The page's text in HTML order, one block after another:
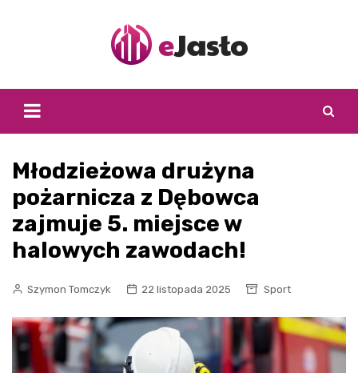
Młodzieżowa drużyna
pożarnicza z Dębowca
zajmuje 5. miejsce w
halowych zawodach!
Szymon Tomczyk 22 listopada 2025 Sport